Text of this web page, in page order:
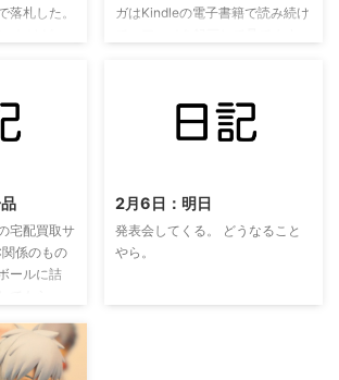
落札した。
前々から
のためにコ
ておきたか
ガはKindleの電子書籍で読み続け
スがあったので1回やってみまし
た。 完成品がこちら ▼実際に作
って完成したのがこちら。目がい
ンボカードダスはこんな感じで全
8種類。 メインの主人公出てきて
ちょっと嬉しいʅ(◜◡⁰)ʃ ▼くみた
宅配買取サ
係のもの
ールに詰
statu
あとメ
2月6日：明日
発表会してくる。 どうなること
やら。